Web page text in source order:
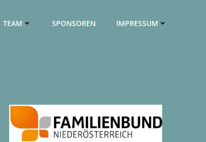
TEAM SPONSOREN IMPRESSUM